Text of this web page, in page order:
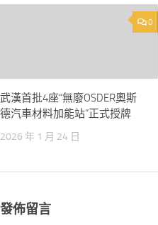
0
武漢首批4座“無廢OSDER奧斯
德汽車材料加能站”正式授牌
2026 年 1 月 24 日
發佈留言